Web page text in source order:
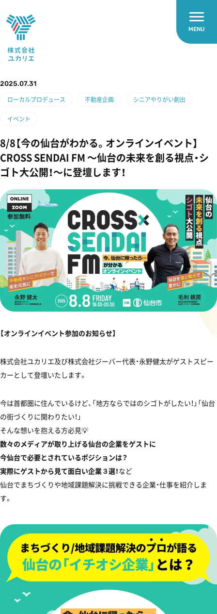
2025.07.31
ローカルプロデュース 不動産企画 シニアやりがい創出
イベント
8/8【今の仙台がわかる。オンラインイベント】
CROSS SENDAI FM 〜仙台の未来を創る視点・シ
ゴト大公開！〜に登壇します！
【オンラインイベント参加のお知らせ】
株式会社ユカリエ及び株式会社ジーバー代表・永野健太がゲストスピー
カーとして登壇いたします。
今は首都圏に住んでいるけど、「地方ならではのシゴトがしたい！」「仙台
の街づくりに関わりたい！」
そんな想いを抱える方必見💡
数々のメディアが取り上げる仙台の企業をゲストに
今仙台で必要とされているポジションは？
︎実際にゲストから見て面白い企業３選！など
仙台でまちづくりや地域課題解決に挑戦できる企業・仕事を紹介しま
す。
MENU